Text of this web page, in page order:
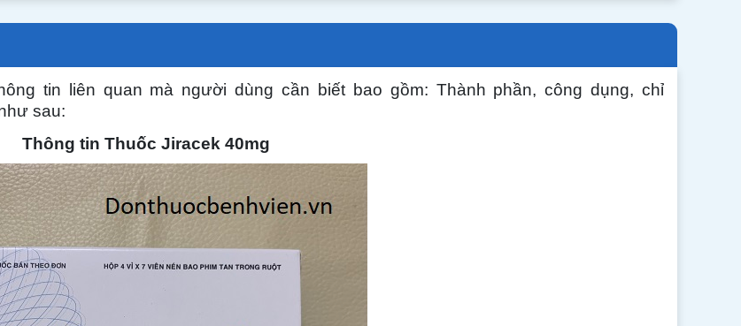
tin liên quan mà người dùng cần biết bao gồm: Thành phần, công dụng, chỉ
sau:
Thông tin Thuốc Jiracek 40mg